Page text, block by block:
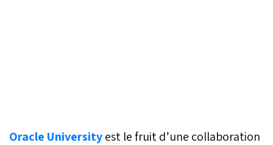
Oracle Universityest le fruit d’une collaboration